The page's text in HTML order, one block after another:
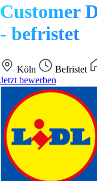
Customer
- befristet
Köln Befristet
Jetzt bewerben